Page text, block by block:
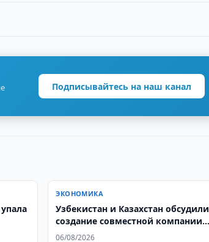
Подписывайтесь на наш канал
ЭКОНОМИКА
Узбекистан и Казахстан обсудили
создание совместной компании
по проверке добросовестности
06/08/2026